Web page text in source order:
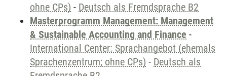
ohne CPs) - Deutsch als Fremdsprache B2
Masterprogramm Management: Management
& Sustainable Accounting and Finance -
International Center: Sprachangebot (ehemals
Sprachenzentrum; ohne CPs) - Deutsch als